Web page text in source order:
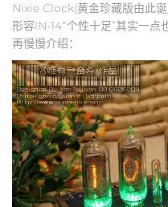
Nixie Clock|黄金珍藏版由此
形容IN-14″个性十足”其实一
再慢慢介绍：